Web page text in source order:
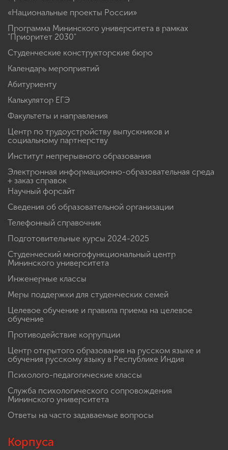
«Национальные проекты России»
Программа Мининского университета в рамках
"Приоритет 2030"
Студенческие конструкторские бюро
Календарь мероприятий
Абитуриенту
Калькулятор ЕГЭ
Факультеты и направления
Центр по трудоустройству выпускников и
социальному партнерству
Институт непрерывного образования
Электронная информационно-образовательная среда
+ заказ справок
Научный форсайт
Сведения об образовательной организации
Телефонный справочник
Подготовительные курсы 2024-2025
Студенческий многофункциональный центр
Мининского университета
Инженерные классы
Меры поддержки для студенческих семей
Целевое обучение и правила приема на целевое
обучение
Противодействие коррупции
Центр открытого образования на русском языке и
обучения русскому языку в Республике Индия
Психолого-педагогические классы
Служба психологического сопровождения
Мининского университета
Ответы на часто задаваемые вопросы
Корпуса